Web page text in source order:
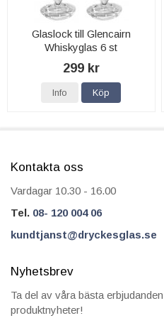
Glaslock till Glencairn
Whiskyglas 6 st
299 kr
Info Köp
Kontakta oss
Vardagar 10.30 - 16.00
Tel. 08- 120 004 06
kundtjanst@dryckesglas.se
Nyhetsbrev
Ta del av våra bästa
produktnyheter!